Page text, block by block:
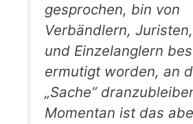
gesprochen, bin von
Verbändlern,
und Einzelanglern
ermutigt worden, an
„Sache“
Momentan ist das